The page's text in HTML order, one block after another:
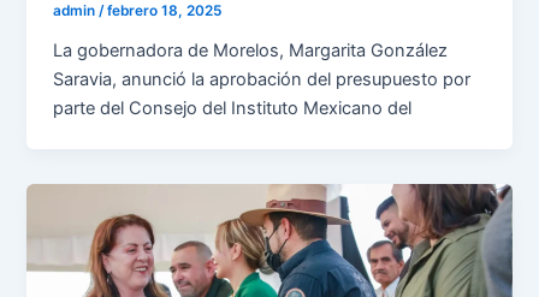
admin/febrero 18, 2025
La gobernadora de Morelos, Margarita González
Saravia, anunció la aprobación del presupuesto por
parte del Consejo del Instituto Mexicano del